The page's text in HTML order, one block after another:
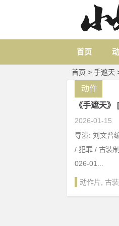
首页
首页 > 手遮天
《手遮天
2026-01-15
动作
导演: 刘文普
/ 犯罪 / 古装
026-01...
动作片 古